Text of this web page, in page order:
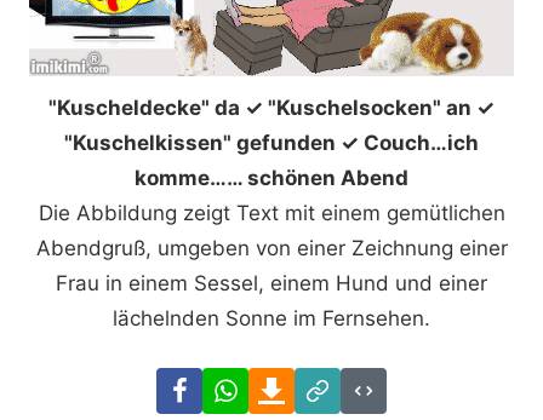
"Kuscheldecke" da ✓ "Kuschelsocken" an ✓
"Kuschelkissen" gefunden ✓ Couch…ich
komme…… schönen Abend
Die Abbildung zeigt Text mit einem gemütlichen
Abendgruß, umgeben von einer Zeichnung einer
Frau in einem Sessel, einem Hund und einer
lächelnden Sonne im Fernsehen.
FacebookWhatsAppDownload
Link
Code